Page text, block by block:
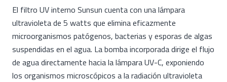
El filtro UV interno Sunsun cuenta con una lámpara
ultravioleta de 5 watts que elimina eficazmente
microorganismos patógenos, bacterias y esporas de algas
suspendidas en el agua. La bomba incorporada dirige el flujo
de agua directamente hacia la lámpara UV-C, exponiendo
los organismos microscópicos a la radiación ultravioleta